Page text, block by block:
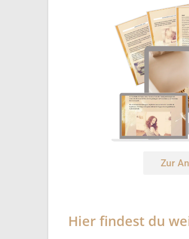
Zur
Hier findest du